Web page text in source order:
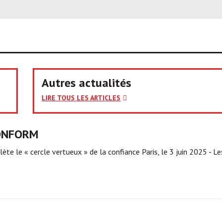
Autres actualités
LIRE TOUS LES ARTICLES
le « cercle vertueux » de la confiance Paris, le 3 juin 2025 -